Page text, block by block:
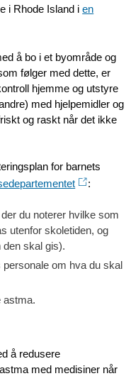
i Rhode Island ien
å bo i et byområde og
følger med dette, er
hjemme og utstyre
med hjelpemidler og
og raskt når det ikke
for barnets
:
du noterer hvilke som
utenfor skoletiden, og
skal gis).
om hva du skal
astma.
å redusere
med medisiner når